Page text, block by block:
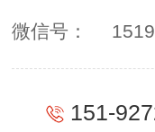
微信号：
151-